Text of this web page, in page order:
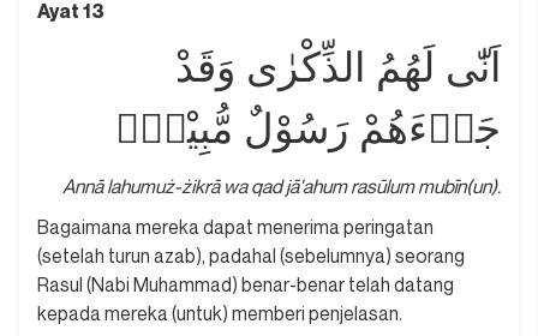
Ayat 13
اَنّٰى لَهُمُ الذِّكْرٰى وَقَدْ
جَاۤءَهُمْ رَسُوْلٌ مُّبِيْنٌۙ
Annā lahumuż-żikrā wa qad jā'ahum rasūlum mubīn(un).
Bagaimana mereka dapat menerima peringatan
(setelah turun azab), padahal (sebelumnya) seorang
Rasul (Nabi Muhammad) benar-benar telah datang
kepada mereka (untuk) memberi penjelasan.